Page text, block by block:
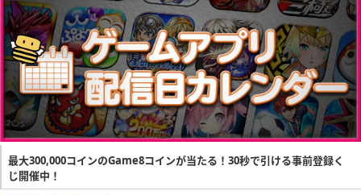
最大300,000コインのGame8コインが当たる！30秒で引ける事前登録く
じ開催中！